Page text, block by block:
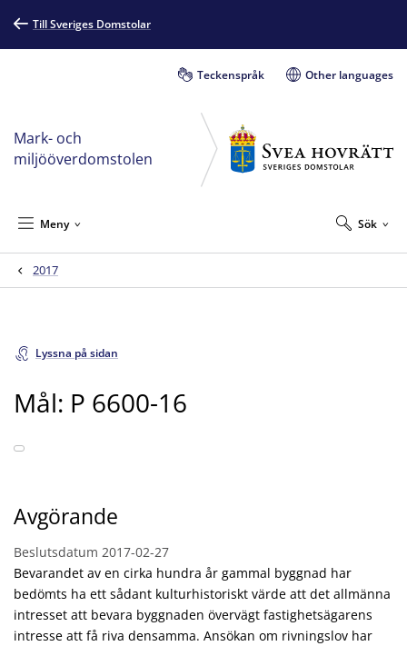
Till Sveriges Domstolar
Teckenspråk Other languages
Mark- och
miljööverdomstolen
Sök
Meny
2017
Lyssna på sidan
Mål: P 6600-16
Avgörande
Beslutsdatum 2017-02-27
Bevarandet av en cirka hundra år gammal byggnad har
bedömts ha ett sådant kulturhistoriskt värde att det allmänna
intresset att bevara byggnaden övervägt fastighetsägarens
intresse att få riva densamma. Ansökan om rivningslov har